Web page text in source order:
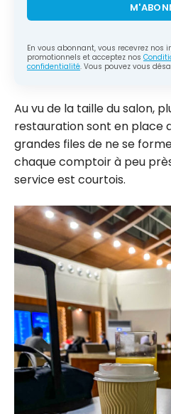
En vous abonnant, vous recevrez nos
promotionnels et acceptez nos
confidentialité. Vous pouvez vous
Au vu de la taille du salon,
restauration sont en place
grandes files de ne se
chaque comptoir à peu
service est courtois.